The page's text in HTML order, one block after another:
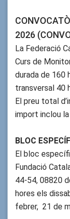
2026
La Federació
Curs de
durada de 160
transversal 40
El preu total
import inclou
BLOC
El bloc
Fundació
44-54, 08820
hores els
febrer, 21 de